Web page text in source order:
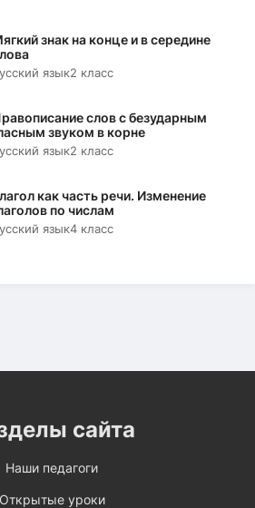
знак на конце и в середине
язык2 класс
слов с безударным
звуком в корне
язык2 класс
как часть речи. Изменение
по числам
язык4 класс
сайта
Наши педагоги
Открытые уроки